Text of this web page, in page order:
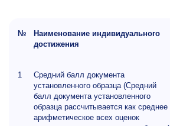
№
Наименование индивидуального
достижения
1
Средний балл документа
установленного образца (Средний
балл документа установленного
образца рассчитывается как среднее
арифметическое всех оценок